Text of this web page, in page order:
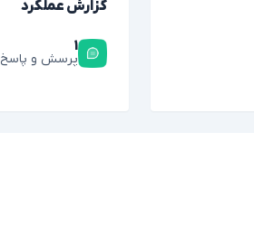
گزارش عملکرد
۱
پرسش و پاسخ